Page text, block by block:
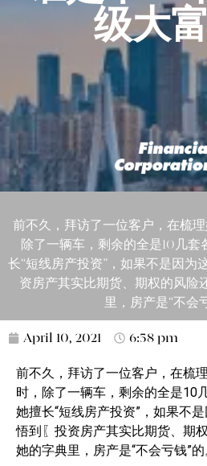
级大
前不久，拜访了一位客户，在梳
除了一辆车，剩余的全是10几套
长“短线房产投资”，如果不是因为
资房产其实比期货、期权的风险
里，房产是“不会
April 10, 2021 6:58 pm
前不久，拜访了一位客户，在梳
时，除了一辆车，剩余的全是10
她擅长“短线房产投资”，如果不
悟到〖投资房产其实比期货、期
她的字典里，房产是“不会亏钱”的